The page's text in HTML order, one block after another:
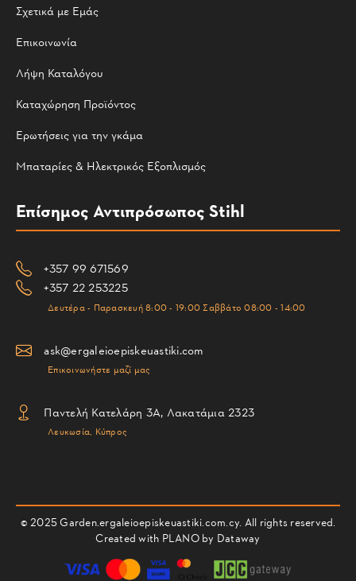
Σχετικά με Εμάς
Επικοινωνία
Λήψη Καταλόγου
Καταχώρηση Προϊόντος
Ερωτήσεις για την γκάμα
Μπαταρίες & Ηλεκτρικός Εξοπλισμός
Επίσημος Αντιπρόσωπος Stihl
+357 99 671569
+357 22 253225
Δευτέρα - Παρασκευή 8:00 - 19:00 Σαββάτο 08:00 - 14:00
ask@ergaleioepiskeuastiki.com
Επικοινωνήστε μαζί μας
Παντελή Κατελάρη 3Α, Λακατάμια 2323
Λευκωσία, Κύπρος
© 2025 Garden.ergaleioepiskeuastiki.com.cy. All rights reserved.
Created with PLANO by Dataway